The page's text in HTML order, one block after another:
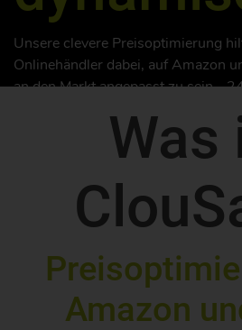
Unsere clevere Preisoptimierung
Onlinehändler dabei, auf Amazon
an den Markt angepasst zu sein -
Umsatzsteigerung von rund 30-
und Sie behalten die volle Kontrolle!
MEHR ZU UNSEREN
Was
Amazon